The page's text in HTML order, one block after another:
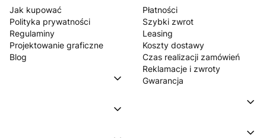
Jak kupować
Polityka prywatności
Regulaminy
Projektowanie graficzne
Blog
Płatności
Szybki zwrot
Leasing
Koszty dostawy
Czas realizacji zamówień
Reklamacje i zwroty
Gwarancja